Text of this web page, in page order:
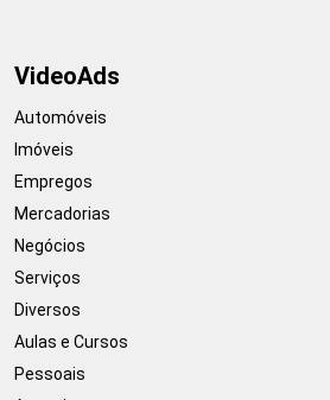
VideoAds
Automóveis
Imóveis
Empregos
Mercadorias
Negócios
Serviços
Diversos
Aulas e Cursos
Pessoais